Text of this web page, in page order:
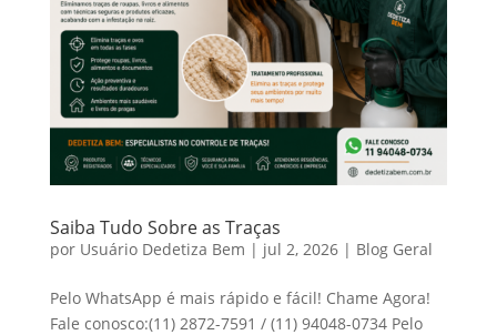
Saiba Tudo Sobre as Traças
por Usuário Dedetiza Bem | jul 2, 2026| Blog Geral
Pelo WhatsApp é mais rápido e fácil! Chame Agora!
Fale conosco:(11) 2872-7591 / (11) 94048-0734 Pelo